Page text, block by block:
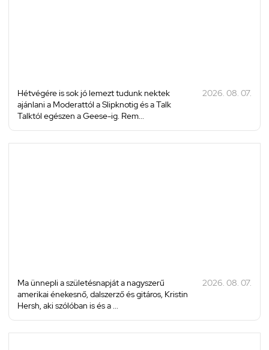
Hétvégére is sok jó lemezt tudunk nektek
ajánlani a Moderattól a Slipknotig és a Talk
Talktól egészen a Geese-ig. Rem...
2026. 08. 07.
Ma ünnepli a születésnapját a nagyszerű
amerikai énekesnő, dalszerző és gitáros, Kristin
Hersh, aki szólóban is és a ...
2026. 08. 07.